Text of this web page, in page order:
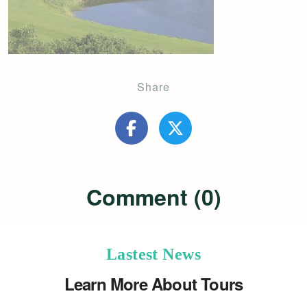
Share
Comment (0)
Lastest News
Learn More About Tours